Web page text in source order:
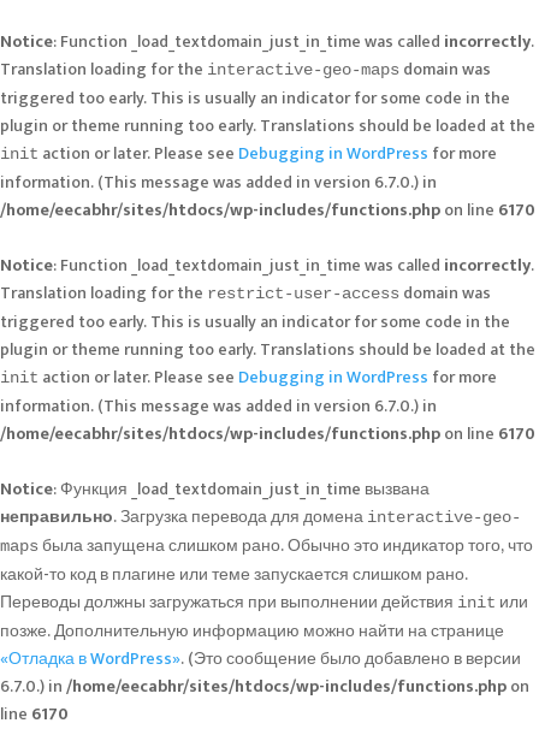
Notice: Function _load_textdomain_just_in_time was called incorrectly.
Translation loading for the interactive-geo-maps domain was
triggered too early. This is usually an indicator for some code in the
plugin or theme running too early. Translations should be loaded at the
init action or later. Please see Debugging in WordPress for more
information. (This message was added in version 6.7.0.) in
/home/eecabhr/sites/htdocs/wp-includes/functions.phpon line 6170
Notice: Function _load_textdomain_just_in_time was called incorrectly.
Translation loading for the restrict-user-access domain was
triggered too early. This is usually an indicator for some code in the
plugin or theme running too early. Translations should be loaded at the
init action or later. Please see Debugging in WordPress for more
information. (This message was added in version 6.7.0.) in
/home/eecabhr/sites/htdocs/wp-includes/functions.phpon line 6170
Notice: Функция _load_textdomain_just_in_time вызвана
неправильно. Загрузка перевода для домена interactive-geo-
maps была запущена слишком рано. Обычно это индикатор того, что
какой-то код в плагине или теме запускается слишком рано.
Переводы должны загружаться при выполнении действия init или
позже. Дополнительную информацию можно найти на странице
«Отладка в WordPress». (Это сообщение было добавлено в версии
6.7.0.) in/home/eecabhr/sites/htdocs/wp-includes/functions.phpon
line 6170